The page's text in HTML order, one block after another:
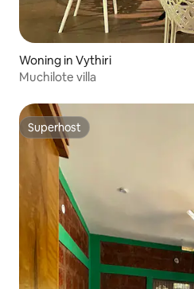
Woning in Vythiri
Muchilote villa
Superhost
Superhost